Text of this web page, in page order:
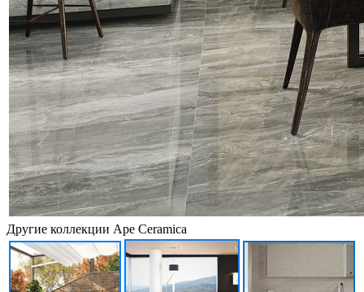
Другие коллекции Ape Ceramica